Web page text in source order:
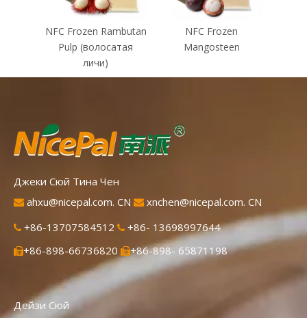
NFC Frozen Rambutan
Pulp (волосатая
личи)
NFC Frozen
Mangosteen
Джеки Сюй Тина Чен
 ahxu@nicepal.com. CN  xnchen@nicepal.com. CN
 +86-13707584512  +86- 13698997644
+86-898-66736820 +86-898- 65871198
Дейзи Сюй